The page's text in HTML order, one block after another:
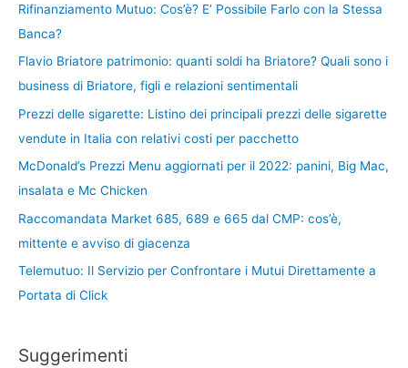
Rifinanziamento Mutuo: Cos’è? E’ Possibile Farlo con la Stessa
Banca?
Flavio Briatore patrimonio: quanti soldi ha Briatore? Quali sono i
business di Briatore, figli e relazioni sentimentali
Prezzi delle sigarette: Listino dei principali prezzi delle sigarette
vendute in Italia con relativi costi per pacchetto
McDonald’s Prezzi Menu aggiornati per il 2022: panini, Big Mac,
insalata e Mc Chicken
Raccomandata Market 685, 689 e 665 dal CMP: cos’è,
mittente e avviso di giacenza
Telemutuo: Il Servizio per Confrontare i Mutui Direttamente a
Portata di Click
Suggerimenti